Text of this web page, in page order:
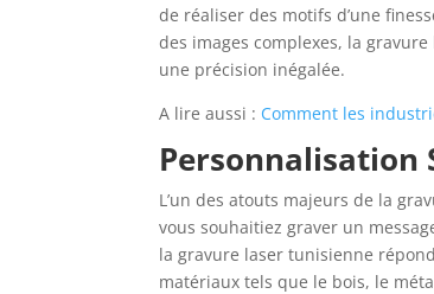
de réaliser des motifs d’une
des images complexes, la
une précision inégalée.
A lire aussi : Comment les
Personnalisation
L’un des atouts majeurs de la
vous souhaitiez graver un
la gravure laser tunisienne
matériaux tels que le bois, le